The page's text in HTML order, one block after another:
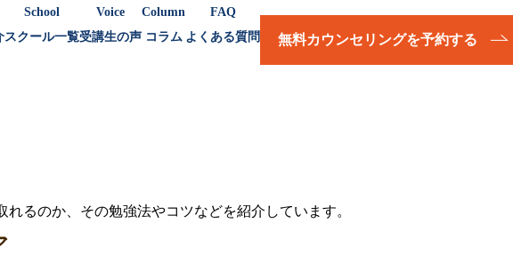
School
スクール一覧
Voice
受講生の声
Column
コラム
FAQ
よくある質問
無料カウンセリングを予約する
れるのか、その勉強法やコツなどを紹介しています。